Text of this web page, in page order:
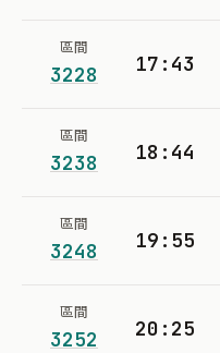
區間
3228 17:43
區間
3238 18:44
區間
3248 19:55
區間
3252 20:25